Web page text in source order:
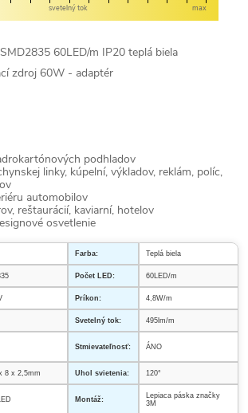
svetelný tok max
60LED/m IP20 teplá biela
zdroj 60W - adaptér
podhladov
linky, kúpelní, výkladov, reklám, políc,
automobilov
reštaurácií, kaviarní, hotelov
osvetlenie
Farba: Teplá biela
Počet LED: 60LED/m
Príkon: 4,8W/m
Svetelný tok: 495lm/m
Stmievateľnosť: ÁNO
8 x 2,5mm Uhol svietenia: 120°
Montáž:
Lepiaca páska značky
3M